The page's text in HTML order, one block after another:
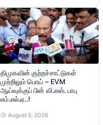
திமுகவின் குற்றச்சாட்டுகள்
முற்றிலும் பொய் – EVM
ஆய்வுக்குப் பின் வி.எஸ். பாபு
எம்.எல்.ஏ..!
August 5, 2026